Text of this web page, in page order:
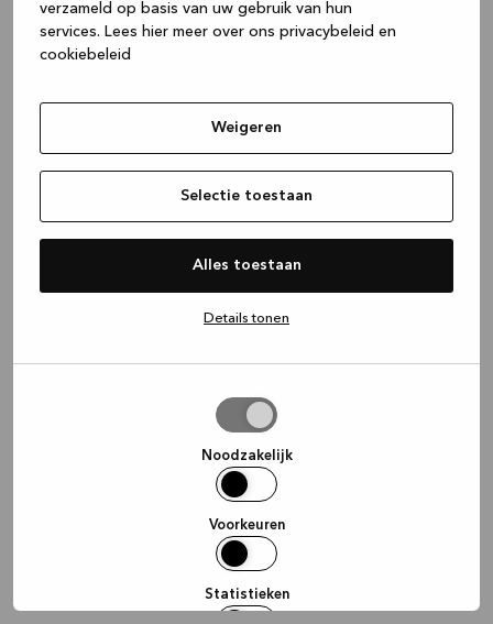
verzameld op basis van uw gebruik van hun
services. Lees hier meer over ons privacybeleid en
cookiebeleid
Weigeren
Selectie toestaan
Alles toestaan
Details tonen
Noodzakelijk
Voorkeuren
Statistieken
(see the browser console for more
information).